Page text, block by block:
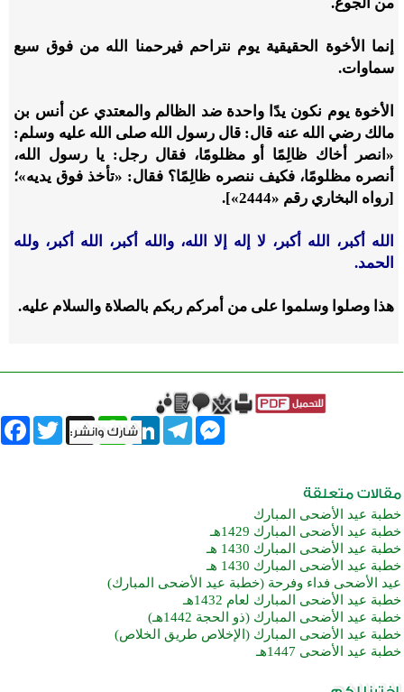
إنما الأخوة الحقيقية يوم نتراحم فيرحمنا الله من فوق سبع
سماوات.
الأخوة يوم نكون يدًا واحدة ضد الظالم والمعتدي عن أنس بن
مالك رضي الله عنه قال: قال رسول الله صلى الله عليه وسلم:
«انصر أخاك ظالِمًا أو مظلومًا، فقال رجل: يا رسول الله،
أنصره مظلومًا، فكيف ننصره ظالِمًا؟ فقال: «تأخذ فوق يديه»؛
[رواه البخاري رقم «2444»].
الله أكبر، الله أكبر، لا إله إلا الله، والله أكبر، الله أكبر، ولله
الحمد.
هذا وصلوا وسلموا على من أمركم ربكم بالصلاة والسلام عليه.
Twitter X
WhatsAppLinkedInTelegram
Messenger
خطبة عيد الأضحى المبارك
خطبة عيد الأضحى المبارك 1429هـ
خطبة عيد الأضحى المبارك 1430 هـ
خطبة عيد الأضحى المبارك 1430 هـ
عيد الأضحى فداء وفرحة (خطبة عيد الأضحى المبارك)
خطبة عيد الأضحى المبارك لعام 1432هـ
خطبة عيد الأضحى المبارك (ذو الحجة 1442هـ)
خطبة عيد الأضحى المبارك (الإخلاص طريق الخلاص)
خطبة عيد الأضحى 1447هـ